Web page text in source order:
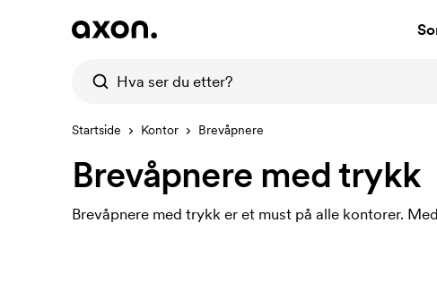
Startside Kontor Brevåpnere
Brevåpnere med trykk
Brevåpnere med trykk er et must på alle kontorer.